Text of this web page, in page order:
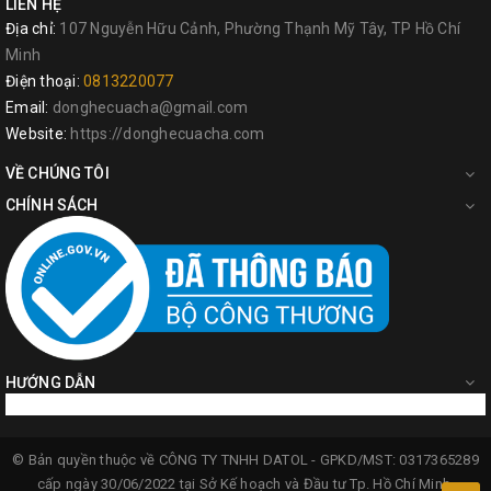
LIÊN HỆ
Địa chỉ: 107 Nguyễn Hữu Cảnh, Phường Thạnh Mỹ Tây, TP Hồ Chí
Minh
Điện thoại: 0813220077
Email: donghecuacha@gmail.com
Website: https://donghecuacha.com
VỀ CHÚNG TÔI
CHÍNH SÁCH
HƯỚNG DẪN
© Bản quyền thuộc về CÔNG TY TNHH DATOL - GPKD/MST: 0317365289
cấp ngày 30/06/2022 tại Sở Kế hoạch và Đầu tư Tp. Hồ Chí Minh.